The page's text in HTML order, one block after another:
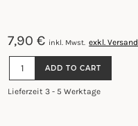
7,90€ inkl. Mwst. exkl. Versand
Lieferzeit 3 - 5 Werktage
PEARL
SALT
ADD TO CART